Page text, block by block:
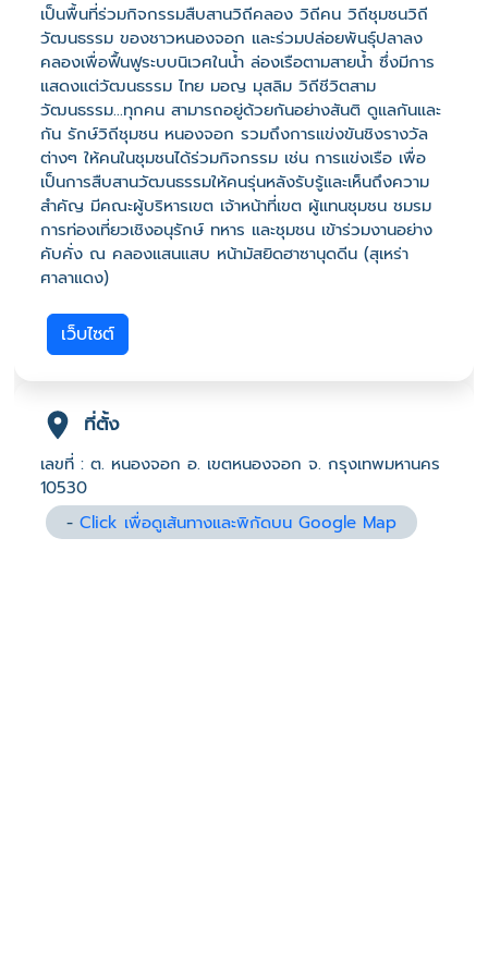
เป็นพื้นที่ร่วมกิจกรรมสืบสานวิถีคลอง วิถีคน วิถีชุมชนวิถี
วัฒนธรรม ของชาวหนองจอก และร่วมปล่อยพันธุ์ปลาลง
คลองเพื่อฟื้นฟูระบบนิเวศในน้ำ ล่องเรือตามสายน้ำ ซึ่งมีการ
แสดงแต่วัฒนธรรม ไทย มอญ มุสลิม วิถีชีวิตสาม
วัฒนธรรม...ทุกคน สามารถอยู่ด้วยกันอย่างสันติ ดูแลกันและ
กัน รักษ์วิถีชุมชน หนองจอก รวมถึงการแข่งขันชิงรางวัล
ต่างๆ ให้คนในชุมชนได้ร่วมกิจกรรม เช่น การแข่งเรือ เพื่อ
เป็นการสืบสานวัฒนธรรมให้คนรุ่นหลังรับรู้และเห็นถึงความ
สำคัญ มีคณะผู้บริหารเขต เจ้าหน้าที่เขต ผู้แทนชุมชน ชมรม
การท่องเที่ยวเชิงอนุรักษ์ ทหาร และชุมชน เข้าร่วมงานอย่าง
คับคั่ง ณ คลองแสนแสบ หน้ามัสยิดฮาซานุดดีน (สุเหร่า
ศาลาแดง)
เว็บไซต์
ที่ตั้ง
เลขที่ : ต. หนองจอก อ. เขตหนองจอก จ. กรุงเทพมหานคร
10530
-Click เพื่อดูเส้นทางและพิกัดบน Google Map